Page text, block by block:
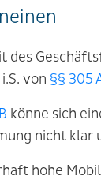
von §§ 305
könne sich
nicht klar
hohe